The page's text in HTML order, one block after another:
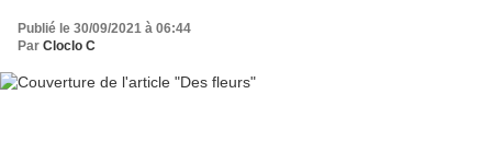
Publié le 30/09/2021 à 06:44
Par Cloclo C